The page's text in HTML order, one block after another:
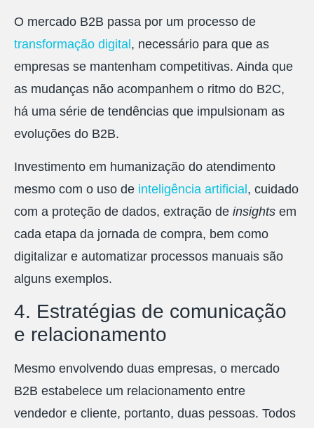
O mercado B2B passa por um processo de
transformação digital , necessário para que as
empresas se mantenham competitivas. Ainda que
as mudanças não acompanhem o ritmo do B2C,
há uma série de tendências que impulsionam as
evoluções do B2B.
Investimento em humanização do atendimento
mesmo com o uso de inteligência artificial, cuidado
com a proteção de dados, extração de insights em
cada etapa da jornada de compra, bem como
digitalizar e automatizar processos manuais são
alguns exemplos.
4. Estratégias de comunicação
e relacionamento
Mesmo envolvendo duas empresas, o mercado
B2B estabelece um relacionamento entre
vendedor e cliente, portanto, duas pessoas. Todos